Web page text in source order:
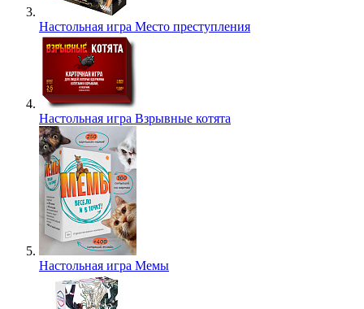
Настольная игра Место преступления
Настольная игра Взрывные котята
Настольная игра Мемы